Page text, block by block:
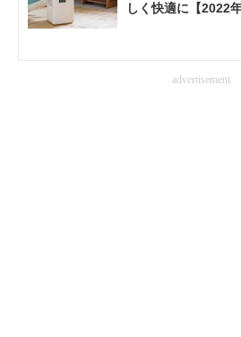
エレクトロニクス専門サイト
電子設計の基本と応用
しく快適に【2022
advertisement